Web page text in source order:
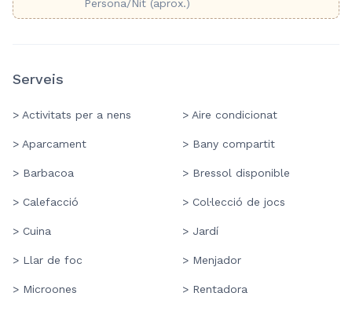
Persona/Nit (aprox.)
Serveis
> Activitats per a nens > Aire condicionat
> Aparcament > Bany compartit
> Barbacoa > Bressol disponible
> Calefacció > Col·lecció de jocs
> Cuina > Jardí
> Llar de foc > Menjador
> Microones > Rentadora